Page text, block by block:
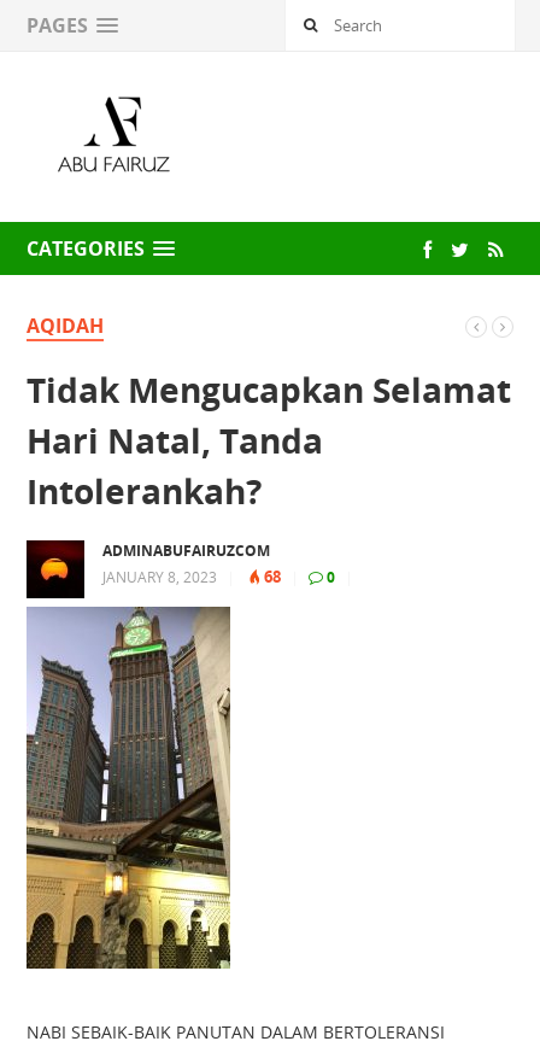
PAGES
CATEGORIES
AQIDAH
Tidak Mengucapkan Selamat
Hari Natal, Tanda
Intolerankah?
ADMINABUFAIRUZCOM
JANUARY 8, 2023
68 0
NABI SEBAIK-BAIK PANUTAN DALAM BERTOLERANSI